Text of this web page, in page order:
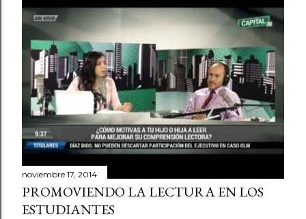
noviembre 17, 2014
PROMOVIENDO LA LECTURA EN LOS
ESTUDIANTES